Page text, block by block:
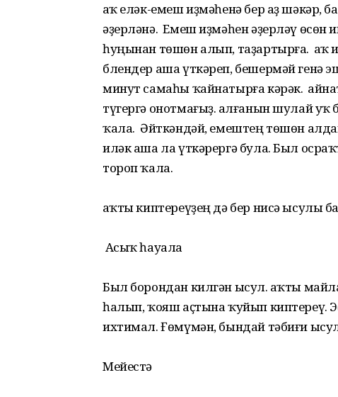
Ҡаҡ еләк-емеш иҙмәһенә бер аҙ
әҙерләнә. Емеш иҙмәһен әҙерләү
һуңынан төшөн алып, таҙартырға. Ҡаҡ
блендер аша үткәреп, бешермәй генә
минут самаһы ҡайнатырға кәрәк.
түгергә онотмағыҙ. Ҡалғанын шу­лай уҡ
ҡала. Әйткәндәй, емештең төшөн
иләк аша ла үткәрергә була. Был
тороп ҡала.
Ҡаҡты киптереүҙең дә бер нисә ысулы
Асыҡ һауала
Был борондан килгән ысул. Ҡаҡты
һалып, ҡояш аҫтына ҡуйып киптереү.
ихтимал. Ғөмүмән, бындай тәбиғи
Мейестә